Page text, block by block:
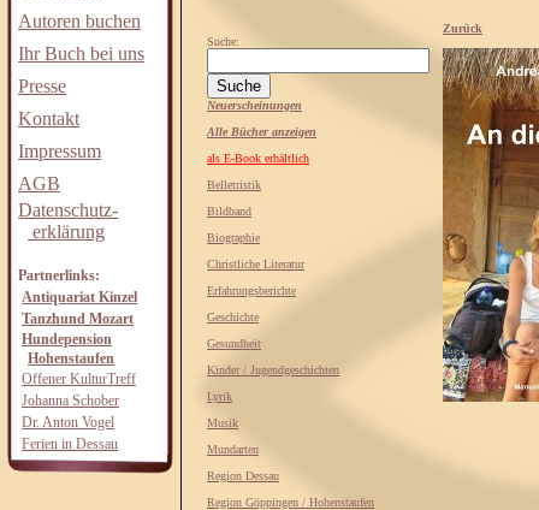
Autoren buchen
Ihr Buch bei uns
Presse
Kontakt
Impressum
AGB
Datenschutz-
erklärung
Partnerlinks:
Antiquariat Kinzel
Tanzhund Mozart
Hundepension
Hohenstaufen
Offener KulturTreff
Johanna Schober
Dr. Anton Vogel
Ferien in Dessau
Suche:
Neuerscheinungen
Alle Bücher anzeigen
als E-Book erhältlich
Belletristik
Bildband
Biographie
Christliche Literatur
Erfahrungsberichte
Geschichte
Gesundheit
Kinder / Jugendgeschichten
Lyrik
Musik
Mundarten
Region Dessau
Region Göppingen / Hohenstaufen
Zurück